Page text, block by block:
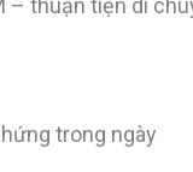
thuận tiện di
trong ngày